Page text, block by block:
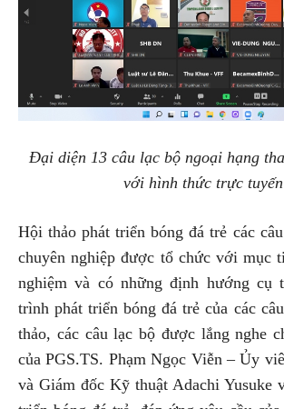
Đại diện 13 câu lạc bộ ngoại hạng
với hình thức trực tuyến
Hội thảo phát triển bóng đá trẻ các
chuyên nghiệp được tổ chức với mục
nghiệm và có những định hướng cụ
trình phát triển bóng đá trẻ của các
thảo, các câu lạc bộ được lắng nghe
của PGS.TS. Phạm Ngọc Viễn – Ủy
và Giám đốc Kỹ thuật Adachi Yusuke